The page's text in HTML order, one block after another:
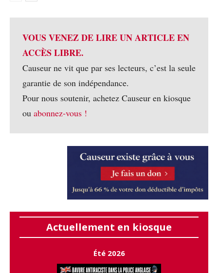
VOUS VENEZ DE LIRE UN ARTICLE EN
ACCÈS LIBRE.
Causeur ne vit que par ses lecteurs, c’est la seule
garantie de son indépendance.
Pour nous soutenir, achetez Causeur en kiosque
ou abonnez-vous !
Actuellement en kiosque
Été 2026